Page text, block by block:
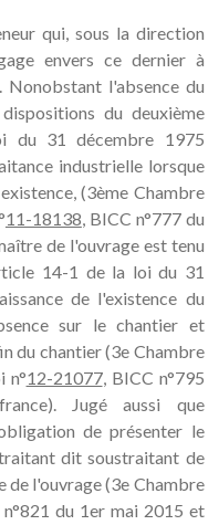
qui, sous la direction
envers ce dernier à
Nonobstant l'absence du
du deuxième
du 31 décembre 1975
industrielle lorsque
(3ème Chambre
11-18138, BICC n°777 du
de l'ouvrage est tenu
14-1 de la loi du 31
de l'existence du
sur le chantier et
du chantier (3e Chambre
n°12-21077, BICC n°795
Jugé aussi que
de présenter le
dit soustraitant de
de l'ouvrage (3e Chambre
n°821 du 1er mai 2015 et